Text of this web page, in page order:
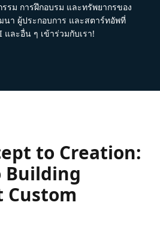
รม การฝึกอบรม และทรัพยากรของ
า ผู้ประกอบการ และสตาร์ทอัพที่
ละอื่น ๆ เข้าร่วมกับเรา!
to Creation:
Building